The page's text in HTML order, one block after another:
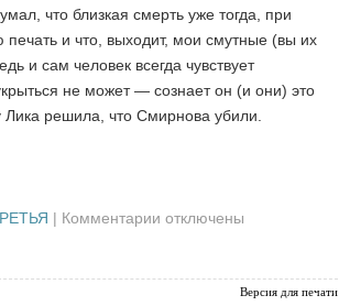
что близкая смерть уже тогда, при
и что, выходит, мои смутные (вы их
и сам человек всегда чувствует
не может — сознает он (и они) это
решила, что Смирнова убили.
| Комментарии котключены
Версия для печати